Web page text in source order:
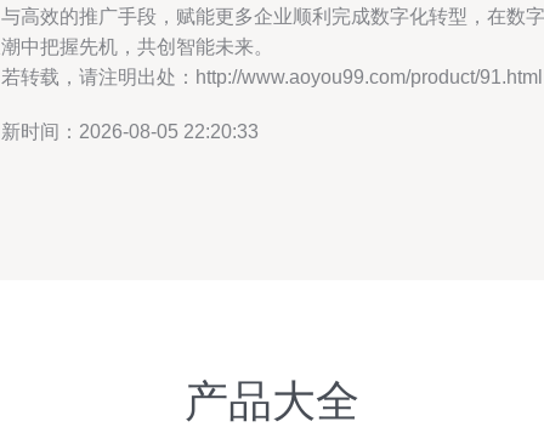
高效的推广手段，赋能更多企业顺利完成数字化转型，在数字
中把握先机，共创智能未来。
转载，请注明出处：http://www.aoyou99.com/product/91.html
时间：2026-08-05 22:20:33
产品大全